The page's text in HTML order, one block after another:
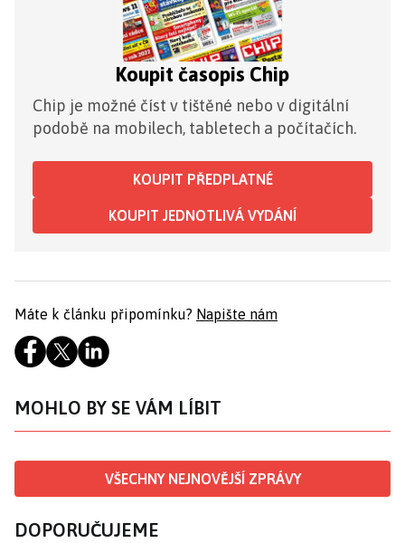
Koupit časopis Chip
Chip je možné číst v tištěné nebo v digitální
podobě na mobilech, tabletech a počítačích.
KOUPIT PŘEDPLATNÉ
KOUPIT JEDNOTLIVÁ VYDÁNÍ
Máte k článku připomínku? Napište nám
MOHLO BY SE VÁM LÍBIT
VŠECHNY NEJNOVĚJŠÍ ZPRÁVY
DOPORUČUJEME